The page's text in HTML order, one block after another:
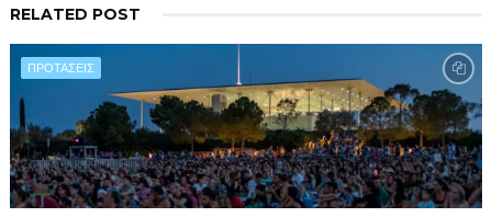
RELATED POST
ΠΡΟΤΑΣΕΙΣ